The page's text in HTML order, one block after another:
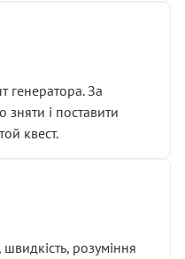
що сервіс працює не
За
і поставити
квест.
розуміння